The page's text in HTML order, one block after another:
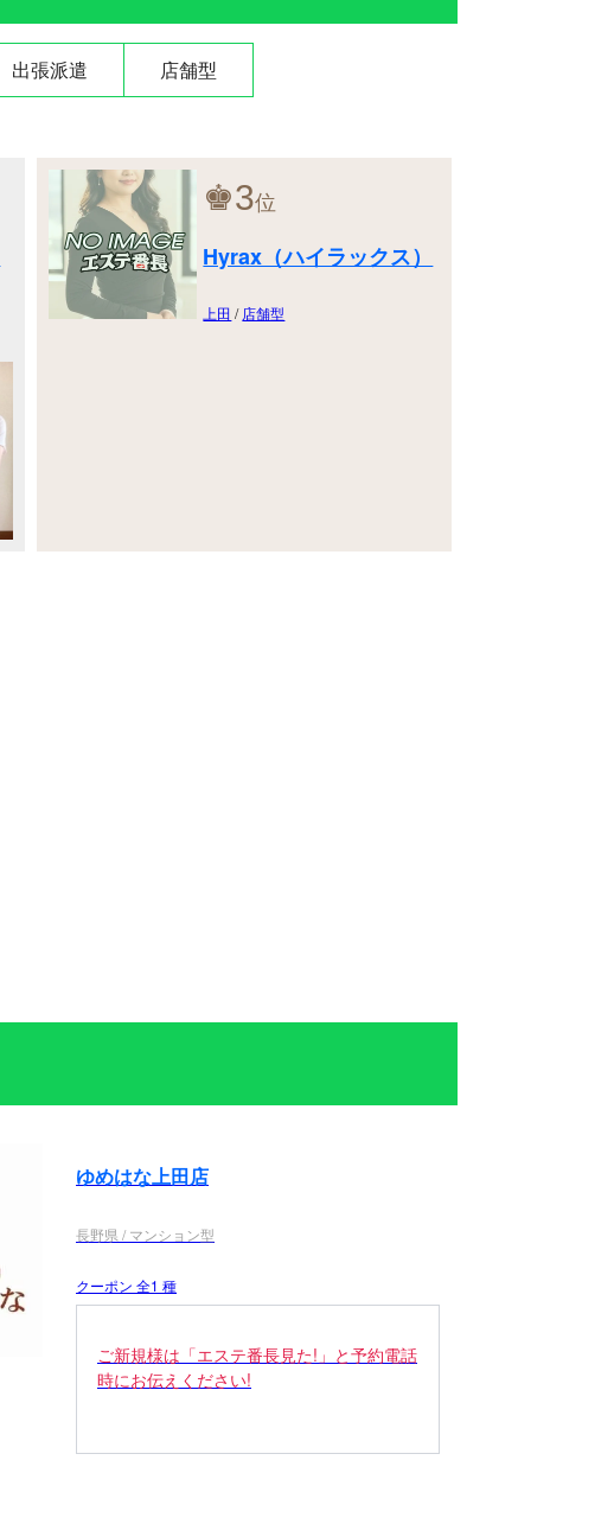
出張派遣 店舗型
♚3位
Hyrax（ハイラックス）
上田 / 店舗型
ゆめはな上田店
長野県 / マンション型
クーポン 全1 種
ご新規様は「エステ番長見た!」と予約電話
時にお伝えください!
90分・120分コース1,000円割引